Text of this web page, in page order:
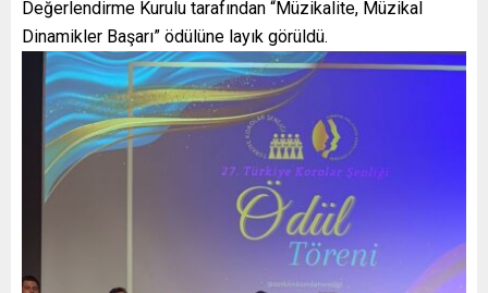
Değerlendirme Kurulu tarafından “Müzikalite, Müzikal
Dinamikler Başarı” ödülüne layık görüldü.